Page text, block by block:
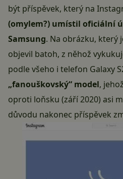
být příspěvek, který na
(omylem?) umístil oficiální
Samsung. Na obrázku, který
objevil batoh, z něhož
podle všeho i telefon Galaxy
„fanouškovský“ model,
oproti loňsku (září 2020) asi
důvodu nakonec příspěvek